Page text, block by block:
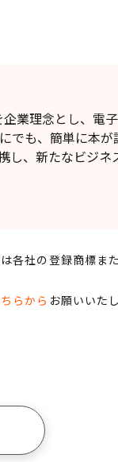
業理念とし、電
も、簡単に本が
し、新たなビジ
各社の登録商標また
らから お願いいた